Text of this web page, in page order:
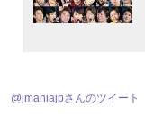
@jmaniajpさんのツイート